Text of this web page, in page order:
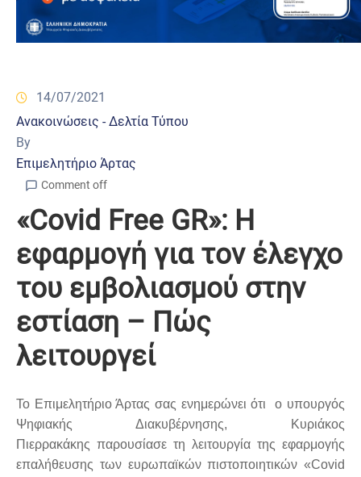
14/07/2021
Ανακοινώσεις - Δελτία Τύπου
By
Επιμελητήριο Άρτας
Comment off
«Covid Free GR»: Η
εφαρμογή για τον έλεγχο
του εμβολιασμού στην
εστίαση – Πώς
λειτουργεί
Το Επιμελητήριο Άρτας σας ενημερώνει ότι ο υπουργός
Ψηφιακής Διακυβέρνησης, Κυριάκος
Πιερρακάκης παρουσίασε τη λειτουργία της εφαρμογής
επαλήθευσης των ευρωπαϊκών πιστοποιητικών «Covid